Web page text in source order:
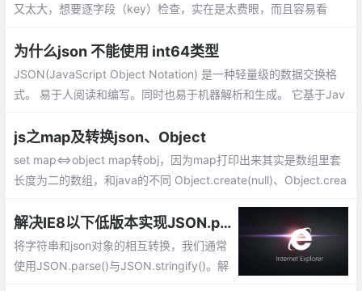
又太大，想要逐字段（key）检查，实在是太费眼，而且容易看
格式化
为什么json 不能使用 int64类型
JSON(JavaScript Object Notation) 是一种轻量级的数据交换格
式。 易于人阅读和编写。同时也易于机器解析和生成。 它基于Jav
on - December 1999的一个子集
js之map及转换json、Object
set map<=>object map转obj，因为map打印出来其实是数组里套
长度为二的数组，和java的不同 Object.create(null)、Object.crea
没有、后两个一样继承了object类，有两个内置方法
解决IE8以下低版本实现JSON.parse()与JSON.stringify()的兼容
将字符串和json对象的相互转换，我们通常
使用JSON.parse()与JSON.stringify()。解